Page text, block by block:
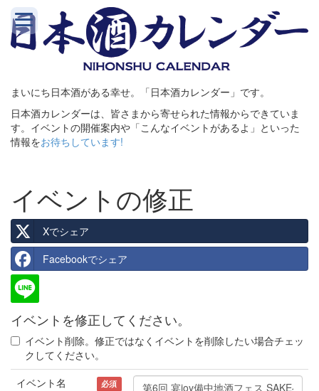
まいにち日本酒がある幸せ。「日本酒カレンダー」です。
日本酒カレンダーは、皆さまから寄せられた情報からできていま
す。イベントの開催案内や「こんなイベントがあるよ」といった
情報をお待ちしています!
イベントの修正
Xでシェア
Facebookでシェア
イベントを修正してください。
イベント削除。修正ではなくイベントを削除したい場合チェッ
クしてください。
イベント名
必須